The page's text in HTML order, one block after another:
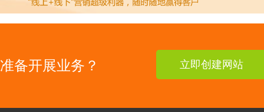
准备开展业务？ 立即创建网站